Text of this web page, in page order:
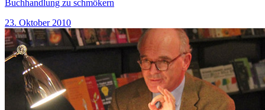
Buchhandlung zu schmökern
23. Oktober 2010